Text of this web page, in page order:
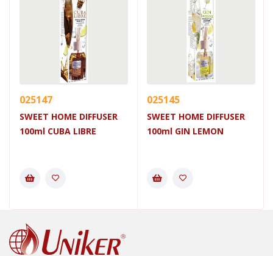
025147
SWEET HOME DIFFUSER
100ml CUBA LIBRE
025145
SWEET HOME DIFFUSER
100ml GIN LEMON